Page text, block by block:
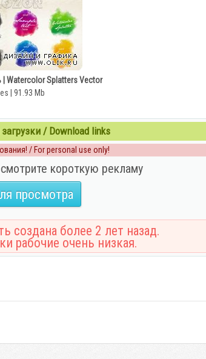
| Watercolor Splatters Vector
| 91.93 Mb
/ Download links
/ For personal use only!
короткую рекламу
просмотра
создана более 2 лет назад.
рабочие очень низкая.